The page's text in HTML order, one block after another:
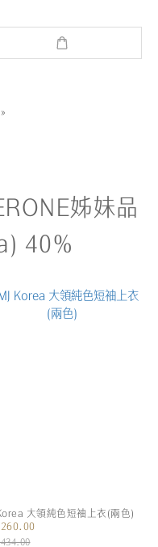
»
姊妹品
40%
大領純色短袖上衣(兩色)